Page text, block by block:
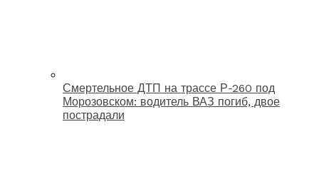
Смертельное ДТП на трассе Р-260 под
Морозовском: водитель ВАЗ погиб, двое
пострадали